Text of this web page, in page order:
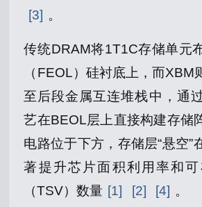
[3] 。
传统DRAM将1T1C存储单元
（FEOL）硅衬底上，而XBM
至后段金属互连堆栈中，通
艺在BEOL层上直接构建存储
电路位于下方，存储层“悬空”
著提升芯片面积利用率和
（TSV）数量 [1] [2] [4] 。